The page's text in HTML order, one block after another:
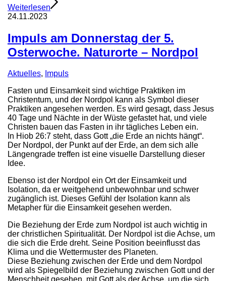
Weiterlesen
24.11.2023
Impuls am Donnerstag der 5.
Osterwoche. Naturorte – Nordpol
Aktuelles, Impuls
Fasten und Einsamkeit sind wichtige Praktiken im
Christentum, und der Nordpol kann als Symbol dieser
Praktiken angesehen werden. Es wird gesagt, dass Jesus
40 Tage und Nächte in der Wüste gefastet hat, und viele
Christen bauen das Fasten in ihr tägliches Leben ein.
In Hiob 26:7 steht, dass Gott „die Erde an nichts hängt“.
Der Nordpol, der Punkt auf der Erde, an dem sich alle
Längengrade treffen ist eine visuelle Darstellung dieser
Idee.
Ebenso ist der Nordpol ein Ort der Einsamkeit und
Isolation, da er weitgehend unbewohnbar und schwer
zugänglich ist. Dieses Gefühl der Isolation kann als
Metapher für die Einsamkeit gesehen werden.
Die Beziehung der Erde zum Nordpol ist auch wichtig in
der christlichen Spiritualität. Der Nordpol ist die Achse, um
die sich die Erde dreht. Seine Position beeinflusst das
Klima und die Wettermuster des Planeten.
Diese Beziehung zwischen der Erde und dem Nordpol
wird als Spiegelbild der Beziehung zwischen Gott und der